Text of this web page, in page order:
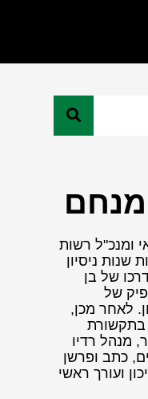
מנחם
ומנכ"ל רשות
ניסיון
של בן
של
לאחר מכן,
בתקשורת
מנהל רדיו
כתב ופרשן
ועורך ראשי